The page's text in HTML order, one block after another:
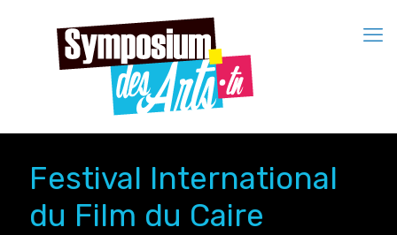
Festival International
du Film du Caire